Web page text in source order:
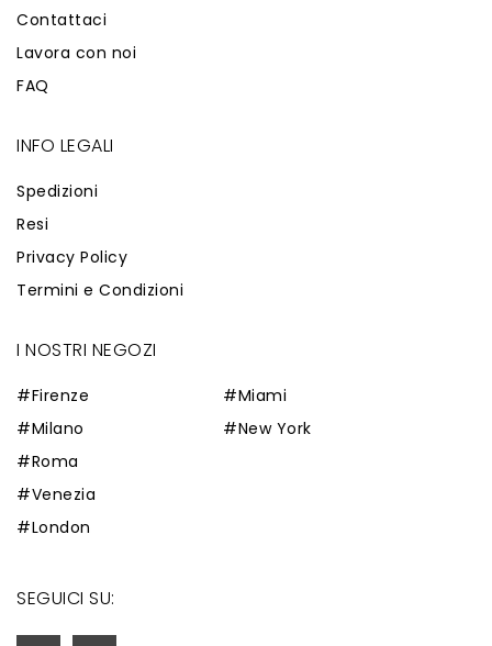
Contattaci
Lavora con noi
FAQ
INFO LEGALI
Spedizioni
Resi
Privacy Policy
Termini e Condizioni
I NOSTRI NEGOZI
#Firenze
#Milano
#Roma
#Venezia
#London
#Miami
#New York
SEGUICI SU: